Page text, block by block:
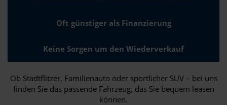
Oft günstiger als Finanzierung
Keine Sorgen um den Wiederverkauf
Ob Stadtflitzer, Familienauto oder sportlicher SUV – bei uns
finden Sie das passende Fahrzeug, das Sie bequem leasen
können.